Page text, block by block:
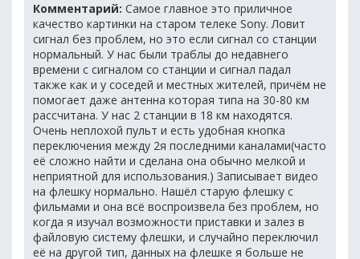
Комментарий: Самое главное это приличное
качество картинки на старом телеке Sony. Ловит
сигнал без проблем, но это если сигнал со станции
нормальный. У нас были траблы до недавнего
времени с сигналом со станции и сигнал падал
также как и у соседей и местных жителей, причём не
помогает даже антенна которая типа на 30-80 км
рассчитана. У нас 2 станции в 18 км находятся.
Очень неплохой пульт и есть удобная кнопка
переключения между 2я последними каналами(часто
её сложно найти и сделана она обычно мелкой и
неприятной для использования.) Записывает видео
на флешку нормально. Нашёл старую флешку с
фильмами и она всё воспроизвела без проблем, но
когда я изучал возможности приставки и залез в
файловую систему флешки, и случайно переключил
её на другой тип, данных на флешке я больше не